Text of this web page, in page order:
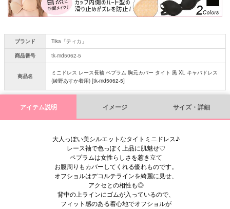
ブランド
Tika「ティカ」
商品番号
tk-md5062-5
商品名
ミニドレス レース長袖 ペプラム 胸元カバー タイト 黒 XL キャバドレス
(綾野あすか着用) [tk-md5062-5]
アイテム説明 イメージ サイズ・詳細
大人っぽい美シルエットなタイトミニドレス♪
レース袖で色っぽく上品に肌魅せ♡
ペプラムは女性らしさを惹き立て
お腹周りもカバーしてくれる優れものです。
オフショルはデコルテラインを綺麗に見せ、
アクセとの相性も◎
背中の上ラインにゴムが入っているので、
フィット感のある着心地でオフショルが